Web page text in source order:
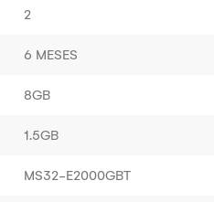
2
6 MESES
8GB
1.5GB
MS32-E2000GBT